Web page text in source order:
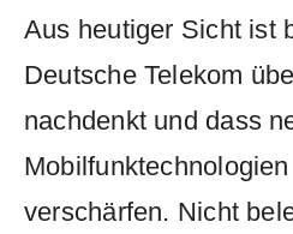
Aus heutiger Sicht ist
Deutsche Telekom
nachdenkt und dass
verschärfen. Nicht